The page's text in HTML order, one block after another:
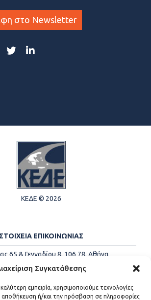
Συγκατάθεσης
εμπειρία, χρησιμοποιούμε τεχνολογίες
ή/και την πρόσβαση σε πληροφορίες
στο Newsletter
ΚΕΔΕ © 2026
ΣΤΟΙΧΕΙΑ ΕΠΙΚΟΙΝΩΝΙΑΣ
65 & Γενναδίου 8, 106 78, Αθήνα
+30 213-2147500
Email:
info@kede.gr